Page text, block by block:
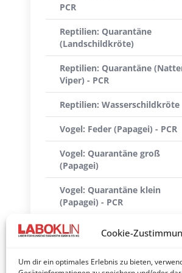
Cookie-
Um dir ein optimales Erlebnis zu bieten,
PCR
Reptilien: Quarantäne
(Landschildkröte)
Reptilien: Quarantäne
Viper) - PCR
Reptilien: Wasserschildkröte
Vogel: Feder (Papagei) - PCR
Vogel: Quarantäne groß
(Papagei)
Vogel: Quarantäne klein
(Papagei) - PCR
Vogel: Quarantäne mittel
(Papagei) - PCR
Vogel: Taube - PCR